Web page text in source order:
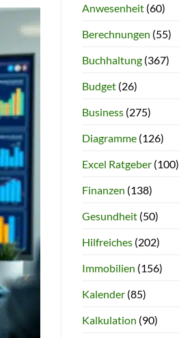
Anwesenheit(60)
Berechnungen (55)
Buchhaltung(367)
Budget(26)
Business(275)
Diagramme(126)
Excel Ratgeber(100)
Finanzen (138)
Gesundheit(50)
Hilfreiches(202)
Immobilien (156)
Kalender(85)
Kalkulation (90)